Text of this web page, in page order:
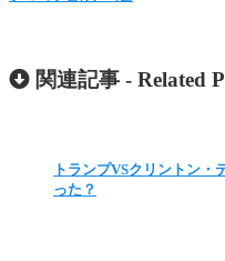
関連記事 - Related
トランプVSクリントン
った？